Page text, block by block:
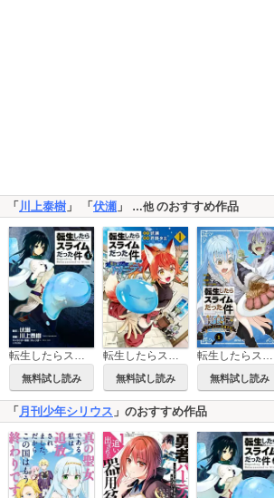
「川上泰樹 」 「伏瀬 」 …他のおすすめ作品
転生したらスライムだった件
無料試し読み
転生したらスライムだった件 異聞 ～魔国暮らしのトリニティ～
無料試し読み
転生したらスライムだった件 美食伝～ペコとリムルの料理手帖～
無料試し読み
「 月刊少年シリウス 」のおすすめ作品